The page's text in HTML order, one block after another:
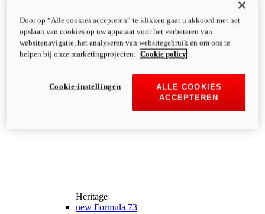
Heritage
new Formula 73
Door op “Alle cookies accepteren” te klikken gaat u akkoord met het
opslaan van cookies op uw apparaat voor het verbeteren van
websitenavigatie, het analyseren van websitegebruik en om ons te
helpen bij onze marketingprojecten.
Cookie policy
ALLE COOKIES
ACCEPTEREN
Cookie-instellingen